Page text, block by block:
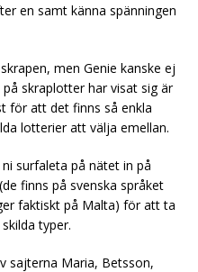
en samt känna spänningen
men Genie kanske ej
skraplotter har visat sig är
för att det finns så enkla
lotterier att välja emellan.
surfaleta på nätet in på
finns på svenska språket
faktiskt på Malta) för att ta
typer.
sajterna Maria, Betsson,